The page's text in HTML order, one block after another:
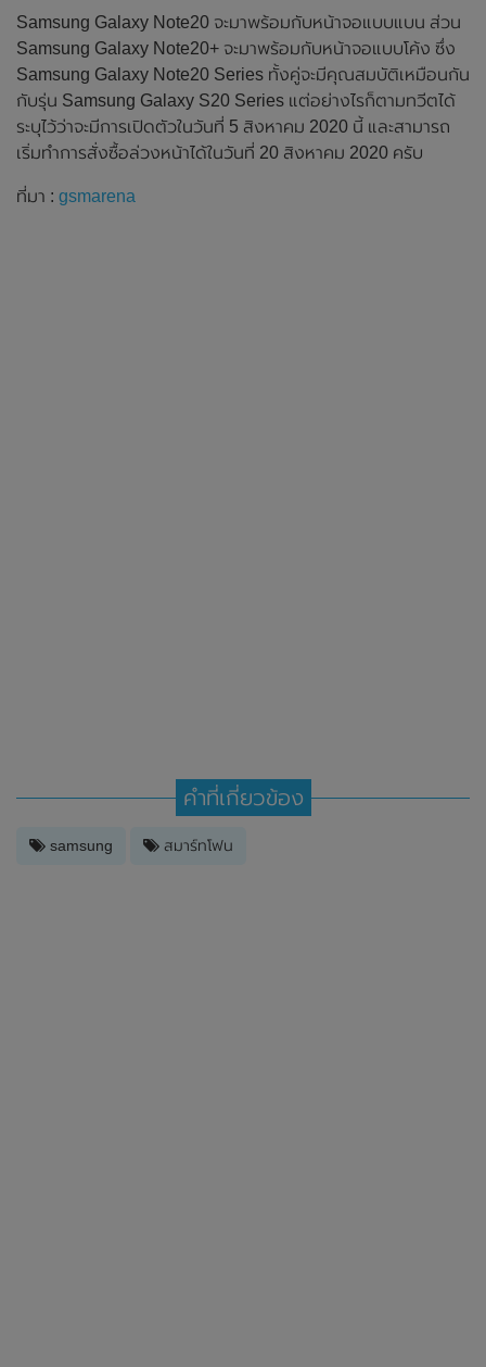
Samsung Galaxy Note20 จะมาพร้อมกับหน้าจอแบบแบน ส่วน
Samsung Galaxy Note20+ จะมาพร้อมกับหน้าจอแบบโค้ง ซึ่ง
Samsung Galaxy Note20 Series ทั้งคู่จะมีคุณสมบัติเหมือนกัน
กับรุ่น Samsung Galaxy S20 Series แต่อย่างไรก็ตามทวีตได้
ระบุไว้ว่าจะมีการเปิดตัวในวันที่ 5 สิงหาคม 2020 นี้ และสามารถ
เริ่มทำการสั่งซื้อล่วงหน้าได้ในวันที่ 20 สิงหาคม 2020 ครับ
ที่มา : gsmarena
คำที่เกี่ยวข้อง
samsung สมาร์ทโฟน